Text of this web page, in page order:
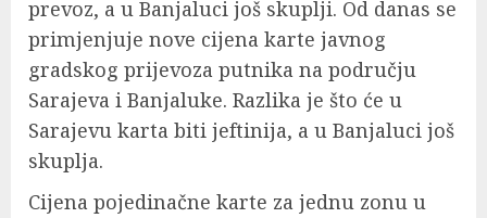
prevoz, a u Banjaluci još skuplji. Od danas se
primjenjuje nove cijena karte javnog
gradskog prijevoza putnika na području
Sarajeva i Banjaluke. Razlika je što će u
Sarajevu karta biti jeftinija, a u Banjaluci još
skuplja.
Cijena pojedinačne karte za jednu zonu u